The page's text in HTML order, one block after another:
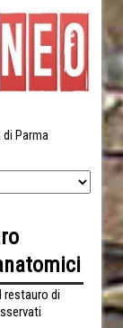
Parma
restauro di